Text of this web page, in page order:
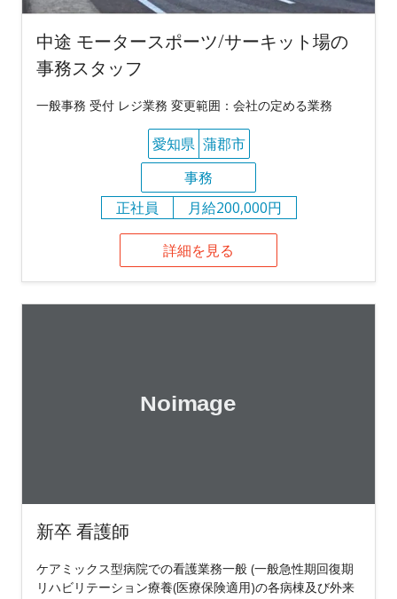
中途 モータースポーツ/サーキット場の
事務スタッフ
一般事務 受付 レジ業務 変更範囲：会社の定める業務
愛知県 蒲郡市
事務
正社員
月給200,000円
詳細を見る
新卒 看護師
ケアミックス型病院での看護業務一般 (一般急性期回復期
リハビリテーション療養(医療保険適用)の各病棟及び外来